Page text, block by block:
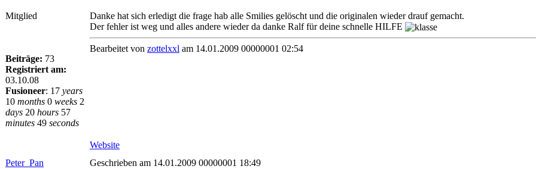
Mitglied
Beiträge: 73
Registriert am:
03.10.08
Fusioneer: 17 years
10 months 0 weeks 2
days 20 hours 57
minutes 49 seconds
Danke hat sich erledigt die frage hab alle Smilies gelöscht und die originalen wieder drauf gemacht.
Der fehler ist weg und alles andere wieder da danke Ralf für deine schnelle HILFE
Bearbeitet von zottelxxl am 14.01.2009 00000001 02:54
Website
Peter_Pan
Geschrieben am 14.01.2009 00000001 18:49